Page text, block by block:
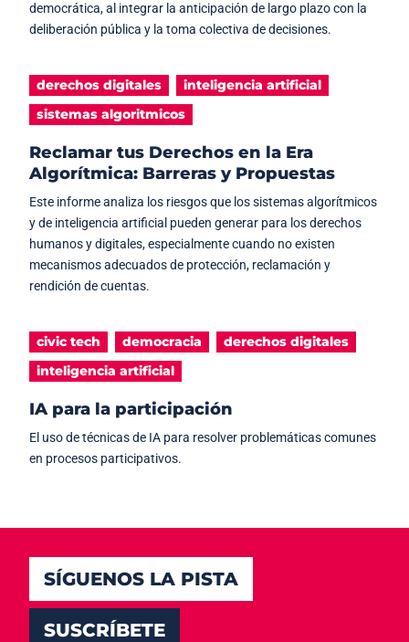
democrática, al integrar la anticipación de largo plazo con la
deliberación pública y la toma colectiva de decisiones.
derechos digitales
inteligencia artificial
sistemas algoritmicos
Reclamar tus Derechos en la Era
Algorítmica: Barreras y Propuestas
Este informe analiza los riesgos que los sistemas algorítmicos
y de inteligencia artificial pueden generar para los derechos
humanos y digitales, especialmente cuando no existen
mecanismos adecuados de protección, reclamación y
rendición de cuentas.
civic tech democracia
derechos digitales
inteligencia artificial
IA para la participación
El uso de técnicas de IA para resolver problemáticas comunes
en procesos participativos.
SÍGUENOS LA PISTA
SUSCRÍBETE